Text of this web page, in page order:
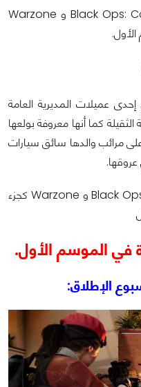
احصل على البلدوزر لخوض Black Ops: Cold War و Warzone
عميلات المديرية العامة
كما أنها معروفة بولعها
مرائب والدها سائق سيارات
احصل على زينة لخوض Black Ops: Cold War و Warzone كجزء
في الموسم الأول.